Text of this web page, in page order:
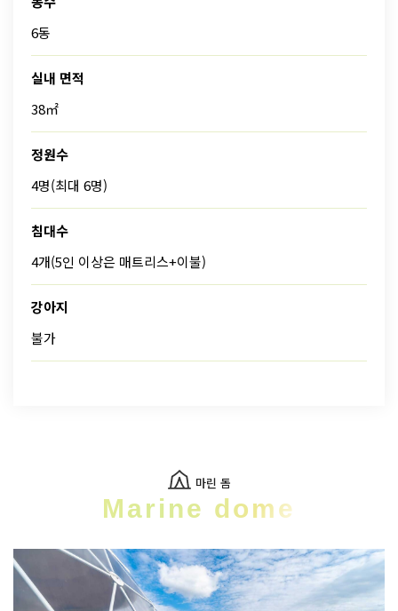
6동
실내 면적
38㎡
정원수
4명(최대 6명)
침대수
4개(5인 이상은 매트리스+이불)
강아지
불가
마린 돔
Marine dome